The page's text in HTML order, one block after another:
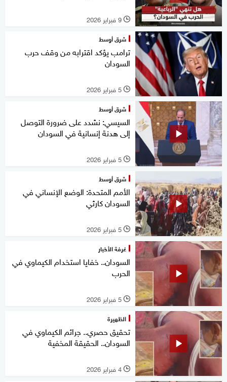
l 9 فبراير 2026
شرق أوسط
ترامب يؤكد اقترابه من وقف حرب
السودان
l 5 فبراير 2026
شرق أوسط
السيسي: نشدد على ضرورة التوصل
إلى هدنة إنسانية في السودان
l 5 فبراير 2026
شرق أوسط
الأمم المتحدة: الوضع الإنساني في
السودان كارثي
l 5 فبراير 2026
غرفة الأخبار
السودان.. خفايا استخدام الكيماوي في
الحرب
l 5 فبراير 2026
الظهيرة
تحقيق حصري.. جرائم الكيماوي في
السودان.. الحقيقة المخفية
l 4 فبراير 2026